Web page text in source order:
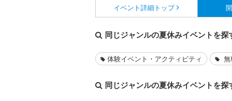
イベント詳細 トップ
同じジャンルの夏休みイベントを探
体験イベント・アクティビティ 無
同じジャンルの夏休みイベントを探